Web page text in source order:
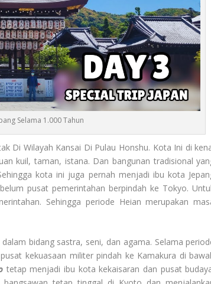
Selama 1.000 Tahun
Di Wilayah Kansai Di Pulau Honshu. Kota Ini di
kuil, taman, istana. Dan bangunan tradisional
kota ini juga pernah menjadi ibu kota
pusat pemerintahan berpindah ke Tokyo.
Sehingga periode Heian merupakan
bidang sastra, seni, dan agama. Selama
kekuasaan militer pindah ke Kamakura di
tetap menjadi ibu kota kekaisaran dan pusat